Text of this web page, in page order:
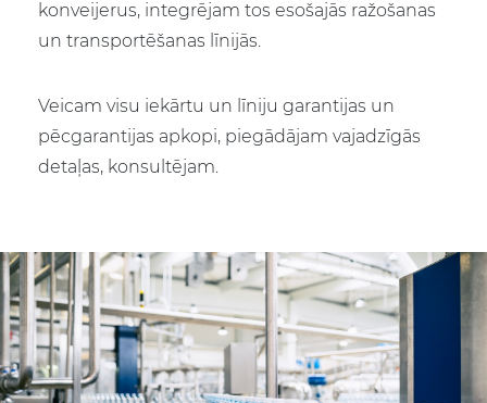
konveijerus, integrējam tos esošajās ražošanas
un transportēšanas līnijās.
Veicam visu iekārtu un līniju garantijas un
pēcgarantijas apkopi, piegādājam vajadzīgās
detaļas, konsultējam.